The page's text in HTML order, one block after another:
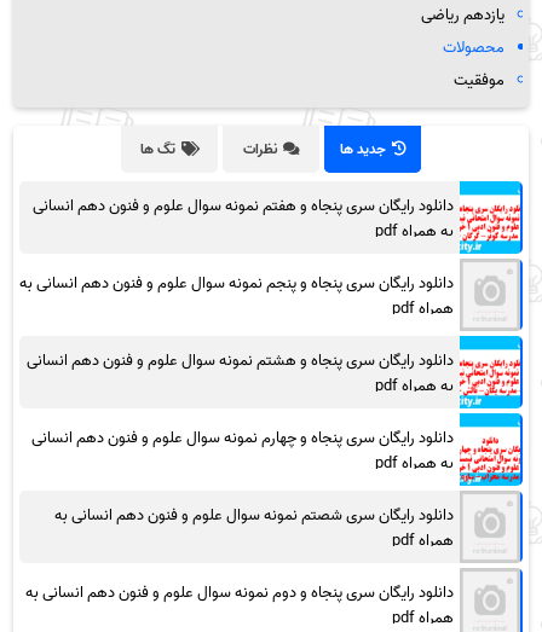
یازدهم ریاضی
محصولات
موفقیت
جدید ها نظرات تگ ها
دانلود رایگان سری پنجاه و هفتم نمونه سوال علوم و فنون دهم انسانی
به همراه pdf
دانلود رایگان سری پنجاه و پنجم نمونه سوال علوم و فنون دهم انسانی به
همراه pdf
دانلود رایگان سری پنجاه و هشتم نمونه سوال علوم و فنون دهم انسانی
به همراه pdf
دانلود رایگان سری پنجاه و چهارم نمونه سوال علوم و فنون دهم انسانی
به همراه pdf
دانلود رایگان سری شصتم نمونه سوال علوم و فنون دهم انسانی به
همراه pdf
دانلود رایگان سری پنجاه و دوم نمونه سوال علوم و فنون دهم انسانی به
همراه pdf